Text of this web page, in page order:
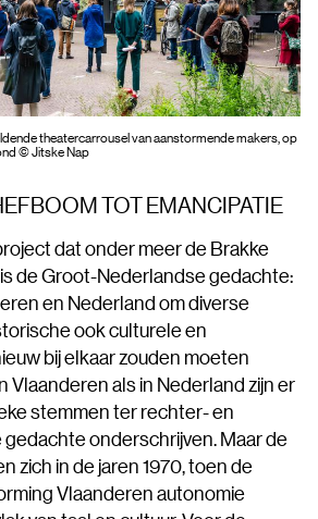
theatercarrousel van aanstormende makers, op
© Jitske Nap
TOT EMANCIPATIE
dat onder meer de Brakke
de Groot-Nederlandse gedachte:
en Nederland om diverse
ook culturele en
bij elkaar zouden moeten
Vlaanderen als in Nederland zijn er
stemmen ter rechter- en
gedachte onderschrijven. Maar de
zich in de jaren 1970, toen de
Vlaanderen autonomie